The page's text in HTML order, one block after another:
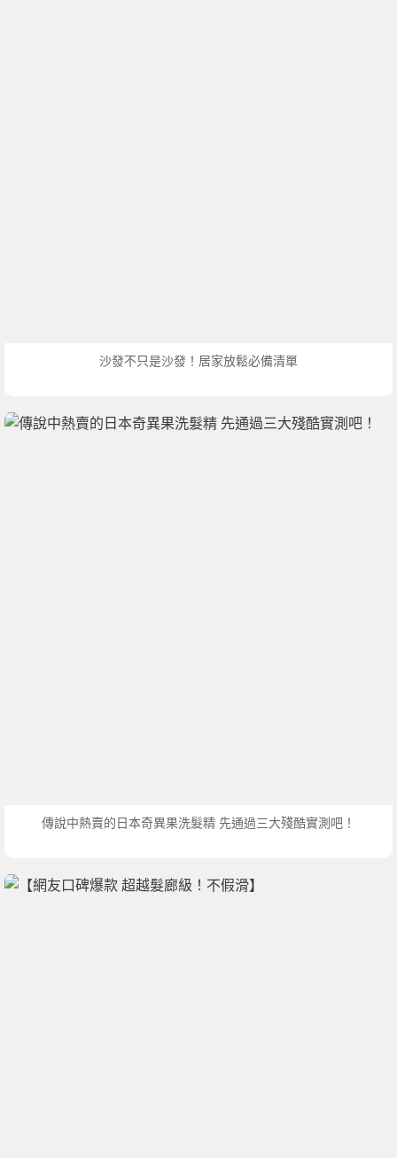
沙發不只是沙發！居家放鬆必備清單
傳說中熱賣的日本奇異果洗髮精 先通過三大殘酷實測吧！